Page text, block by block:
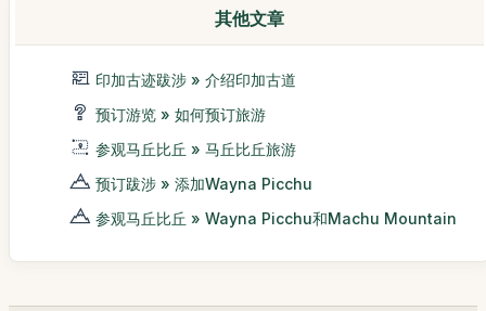
其他文章
印加古迹跋涉 » 介绍印加古道
预订游览 » 如何预订旅游
参观马丘比丘 » 马丘比丘旅游
预订跋涉 » 添加Wayna Picchu
参观马丘比丘 » Wayna Picchu和Machu Mountain